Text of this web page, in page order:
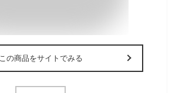
この商品をサイトでみる